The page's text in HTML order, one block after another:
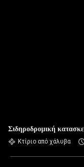
Σιδηροδρομική
Κτίριο από χάλυβα